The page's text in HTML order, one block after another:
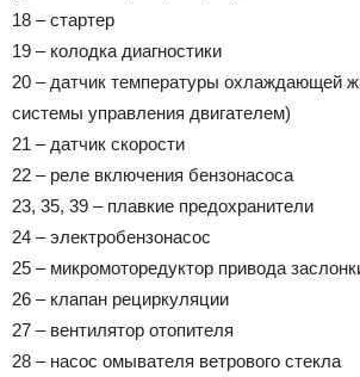
18 – стартер
19 – колодка диагностики
20 – датчик температуры охлаждающей
системы управления двигателем)
21 – датчик скорости
22 – реле включения бензонасоса
23, 35, 39 – плавкие предохранители
24 – электробензонасос
25 – микромоторедуктор привода
26 – клапан рециркуляции
27 – вентилятор отопителя
28 – насос омывателя ветрового стекла